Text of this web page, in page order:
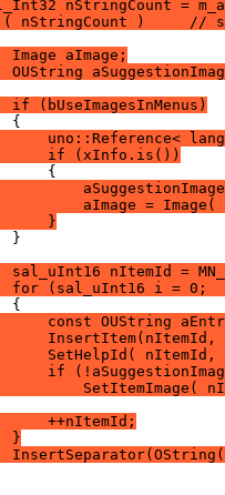
nStringCount =
nStringCount )     //
Image aImage;
OUString
if (bUseImagesInMenus)
uno::Reference<
if (xInfo.is())
aImage = Image(
}
sal_uInt16 nItemId =
for (sal_uInt16 i = 0;
const OUString
SetHelpId( nItemId,
if
SetItemImage(
++nItemId;
}